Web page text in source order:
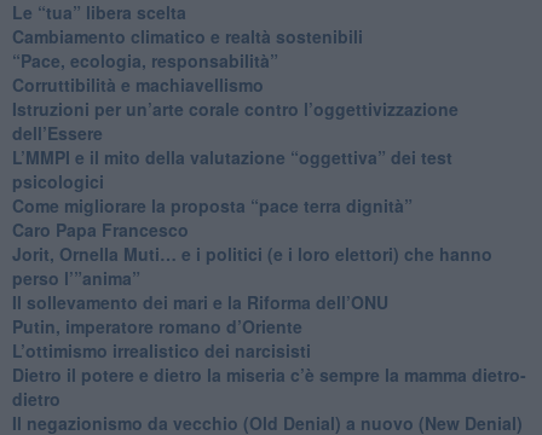
​Le “tua” libera scelta
Cambiamento climatico e realtà sostenibili
“Pace, ecologia, responsabilità”
​Corruttibilità e machiavellismo
Istruzioni per un’arte corale contro l’oggettivizzazione
dell’Essere
​L’MMPI e il mito della valutazione “oggettiva” dei test
psicologici
Come migliorare la proposta “pace terra dignità”
Caro Papa Francesco
​Jorit, Ornella Muti… e i politici (e i loro elettori) che hanno
perso l’”anima”
​Il sollevamento dei mari e la Riforma dell’ONU
Putin, imperatore romano d’Oriente
​L’ottimismo irrealistico dei narcisisti
​Dietro il potere e dietro la miseria c’è sempre la mamma dietro-
dietro
Il negazionismo da vecchio (Old Denial) a nuovo (New Denial)